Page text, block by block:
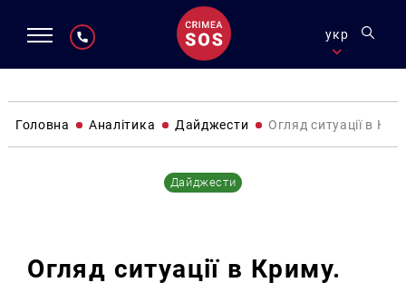
укр
Головна Аналітика Дайджести Огляд ситуації в
Дайджести
Огляд ситуації в Криму.